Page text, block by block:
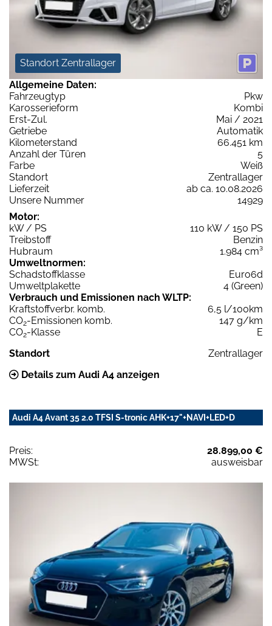
Standort Zentrallager
Allgemeine Daten:
Fahrzeugtyp
Pkw
Karosserieform
Kombi
Erst-Zul.
Mai / 2021
Getriebe
Automatik
Kilometerstand
66.451 km
Anzahl der Türen
5
Farbe
Weiß
Standort
Zentrallager
Lieferzeit
ab ca. 10.08.2026
Unsere Nummer
14929
Motor:
kW / PS
110 kW / 150 PS
Treibstoff
Benzin
Hubraum
1.984 cm³
Umweltnormen:
Schadstoffklasse
Euro6d
Umweltplakette
4 (Green)
Verbrauch und Emissionen nach WLTP:
Kraftstoffverbr. komb.
6,5 l/100km
CO2-Emissionen komb.
147 g/km
CO2-Klasse
E
Standort
Zentrallager
Details zum Audi A4 anzeigen
Audi A4 Avant 35 2.0 TFSI S-tronic AHK+17"+NAVI+LED+D
Preis:
28.899,00 €
MWSt:
ausweisbar